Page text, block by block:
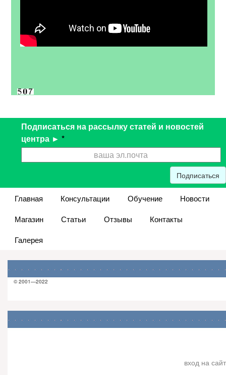
Подписаться на рассылку статей и новостей
центра ► *
Подписаться
Главная Консультации Обучение
Новости
Магазин
Статьи Отзывы
Контакты
Галерея
© 2001—2022
вход на сайт